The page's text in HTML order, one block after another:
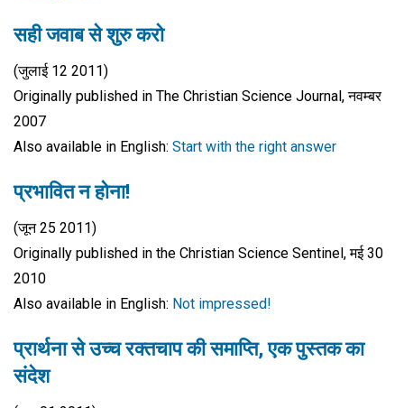
सही जवाब से शुरु करो
(जुलाई 12 2011)
Originally published in The Christian Science Journal, नवम्बर
2007
Also available in English: Start with the right answer
प्रभावित न होना!
(जून 25 2011)
Originally published in the Christian Science Sentinel, मई 30
2010
Also available in English: Not impressed!
प्रार्थना से उच्च रक्तचाप की समाप्ति, एक पुस्तक का
संदेश